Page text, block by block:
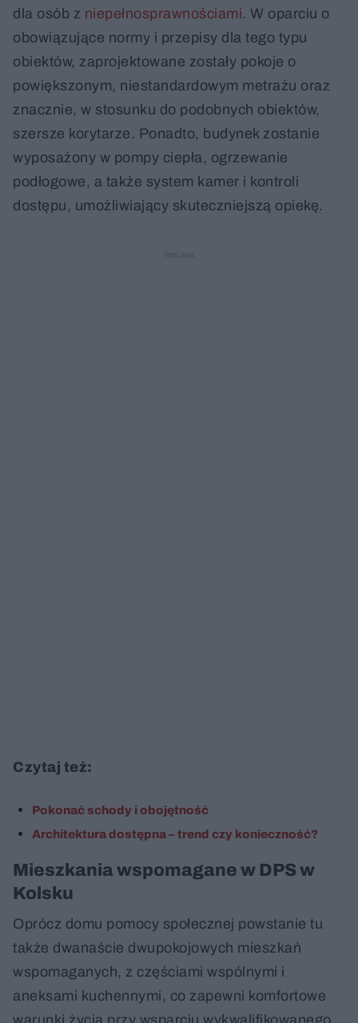
dla osób z niepełnosprawnościami. W oparciu o
obowiązujące normy i przepisy dla tego typu
obiektów, zaprojektowane zostały pokoje o
powiększonym, niestandardowym metrażu oraz
znacznie, w stosunku do podobnych obiektów,
szersze korytarze. Ponadto, budynek zostanie
wyposażony w pompy ciepła, ogrzewanie
podłogowe, a także system kamer i kontroli
dostępu, umożliwiający skuteczniejszą opiekę.
Czytaj też:
Pokonać schody i obojętność
Architektura dostępna – trend czy konieczność?
Mieszkania wspomagane w DPS w
Kolsku
Oprócz domu pomocy społecznej powstanie tu
także dwanaście dwupokojowych mieszkań
wspomaganych, z częściami wspólnymi i
aneksami kuchennymi, co zapewni komfortowe
warunki życia przy wsparciu wykwalifikowanego